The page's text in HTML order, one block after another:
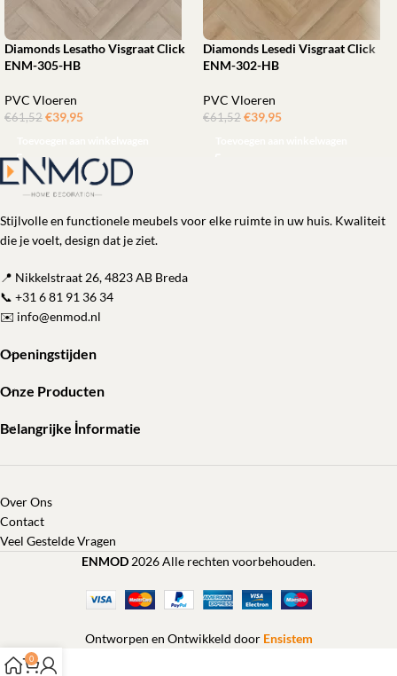
Diamonds Lesatho Visgraat Click
ENM-305-HB
PVC Vloeren
€61,52 €39,95
Diamonds Lesedi Visgraat Click
ENM-302-HB
PVC Vloeren
€61,52 €39,95
Stijlvolle en functionele meubels voor elke ruimte in uw huis. Kwaliteit
die je voelt, design dat je ziet.
📍 Nikkelstraat 26, 4823 AB Breda
📞 +31 6 81 91 36 34
✉️ info@enmod.nl
Openingstijden
Onze Producten
Belangrijke İnformatie
Over Ons
Contact
Veel Gestelde Vragen
ENMOD 2026 Alle rechten voorbehouden.
Ontworpen en Ontwikkeld door Ensistem
0